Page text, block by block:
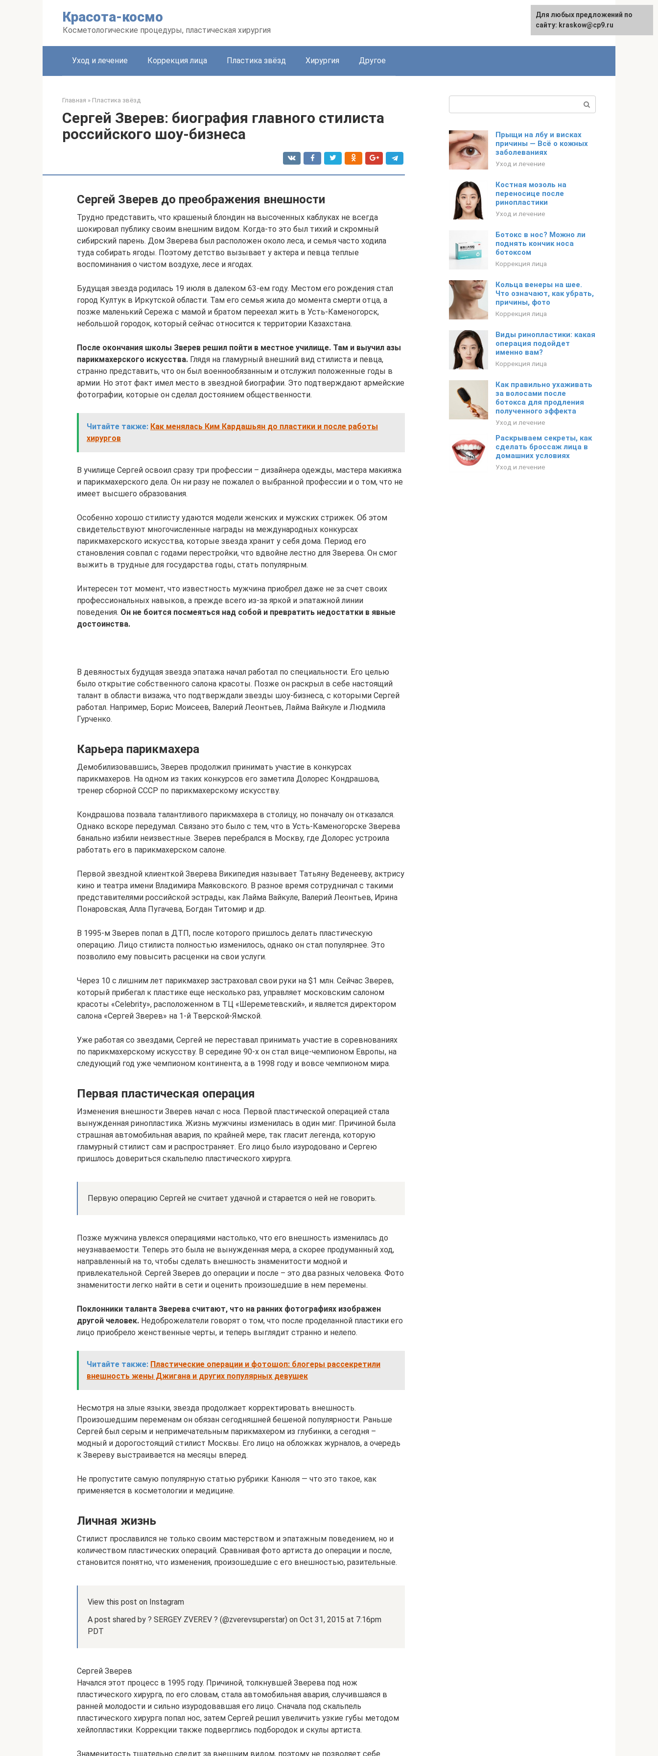
Красота-космо
Косметологические процедуры, пластическая хирургия
Уход и лечение Коррекция лица Пластика звёзд Хирургия Другое
Главная » Пластика звёзд
Сергей Зверев: биография главного стилиста
российского шоу-бизнеса
Сергей Зверев до преображения внешности
Трудно представить, что крашеный блондин на высоченных каблуках не всегда
шокировал публику своим внешним видом. Когда-то это был тихий и скромный
сибирский парень. Дом Зверева был расположен около леса, и семья часто ходила
туда собирать ягоды. Поэтому детство вызывает у актера и певца теплые
воспоминания о чистом воздухе, лесе и ягодах.
Будущая звезда родилась 19 июля в далеком 63-ем году. Местом его рождения стал
город Култук в Иркутской области. Там его семья жила до момента смерти отца, а
позже маленький Сережа с мамой и братом переехал жить в Усть-Каменогорск,
небольшой городок, который сейчас относится к территории Казахстана.
После окончания школы Зверев решил пойти в местное училище. Там и выучил азы
парикмахерского искусства. Глядя на гламурный внешний вид стилиста и певца,
странно представить, что он был военнообязанным и отслужил положенные годы в
армии. Но этот факт имел место в звездной биографии. Это подтверждают армейские
фотографии, которые он сделал достоянием общественности.
Читайте также: Как менялась Ким Кардашьян до пластики и после работы
хирургов
В училище Сергей освоил сразу три профессии – дизайнера одежды, мастера макияжа
и парикмахерского дела. Он ни разу не пожалел о выбранной профессии и о том, что не
имеет высшего образования.
Особенно хорошо стилисту удаются модели женских и мужских стрижек. Об этом
свидетельствуют многочисленные награды на международных конкурсах
парикмахерского искусства, которые звезда хранит у себя дома. Период его
становления совпал с годами перестройки, что вдвойне лестно для Зверева. Он смог
выжить в трудные для государства годы, стать популярным.
Интересен тот момент, что известность мужчина приобрел даже не за счет своих
профессиональных навыков, а прежде всего из-за яркой и эпатажной линии
поведения. Он не боится посмеяться над собой и превратить недостатки в явные
достоинства.
В девяностых будущая звезда эпатажа начал работал по специальности. Его целью
было открытие собственного салона красоты. Позже он раскрыл в себе настоящий
талант в области визажа, что подтверждали звезды шоу-бизнеса, с которыми Сергей
работал. Например, Борис Моисеев, Валерий Леонтьев, Лайма Вайкуле и Людмила
Гурченко.
Карьера парикмахера
Демобилизовавшись, Зверев продолжил принимать участие в конкурсах
парикмахеров. На одном из таких конкурсов его заметила Долорес Кондрашова,
тренер сборной СССР по парикмахерскому искусству.
Кондрашова позвала талантливого парикмахера в столицу, но поначалу он отказался.
Однако вскоре передумал. Связано это было с тем, что в Усть-Каменогорске Зверева
банально избили неизвестные. Зверев перебрался в Москву, где Долорес устроила
работать его в парикмахерском салоне.
Первой звездной клиенткой Зверева Википедия называет Татьяну Веденееву, актрису
кино и театра имени Владимира Маяковского. В разное время сотрудничал с такими
представителями российской эстрады, как Лайма Вайкуле, Валерий Леонтьев, Ирина
Понаровская, Алла Пугачева, Богдан Титомир и др.
В 1995-м Зверев попал в ДТП, после которого пришлось делать пластическую
операцию. Лицо стилиста полностью изменилось, однако он стал популярнее. Это
позволило ему повысить расценки на свои услуги.
Через 10 с лишним лет парикмахер застраховал свои руки на $1 млн. Сейчас Зверев,
который прибегал к пластике еще несколько раз, управляет московским салоном
красоты «Celebrity», расположенном в ТЦ «Шереметевский», и является директором
салона «Сергей Зверев» на 1-й Тверской-Ямской.
Уже работая со звездами, Сергей не переставал принимать участие в соревнованиях
по парикмахерскому искусству. В середине 90-х он стал вице-чемпионом Европы, на
следующий год уже чемпионом континента, а в 1998 году и вовсе чемпионом мира.
Первая пластическая операция
Изменения внешности Зверев начал с носа. Первой пластической операцией стала
вынужденная ринопластика. Жизнь мужчины изменилась в один миг. Причиной была
страшная автомобильная авария, по крайней мере, так гласит легенда, которую
гламурный стилист сам и распространяет. Его лицо было изуродовано и Сергею
пришлось довериться скальпелю пластического хирурга.
Первую операцию Сергей не считает удачной и старается о ней не говорить.
Позже мужчина увлекся операциями настолько, что его внешность изменилась до
неузнаваемости. Теперь это была не вынужденная мера, а скорее продуманный ход,
направленный на то, чтобы сделать внешность знаменитости модной и
привлекательной. Сергей Зверев до операции и после – это два разных человека. Фото
знаменитости легко найти в сети и оценить произошедшие в нем перемены.
Поклонники таланта Зверева считают, что на ранних фотографиях изображен
другой человек. Недоброжелатели говорят о том, что после проделанной пластики его
лицо приобрело женственные черты, и теперь выглядит странно и нелепо.
Читайте также: Пластические операции и фотошоп: блогеры рассекретили
внешность жены Джигана и других популярных девушек
Несмотря на злые языки, звезда продолжает корректировать внешность.
Произошедшим переменам он обязан сегодняшней бешеной популярности. Раньше
Сергей был серым и непримечательным парикмахером из глубинки, а сегодня –
модный и дорогостоящий стилист Москвы. Его лицо на обложках журналов, а очередь
к Звереву выстраивается на месяцы вперед.
Не пропустите самую популярную статью рубрики: Канюля — что это такое, как
применяется в косметологии и медицине.
Личная жизнь
Стилист прославился не только своим мастерством и эпатажным поведением, но и
количеством пластических операций. Сравнивая фото артиста до операции и после,
становится понятно, что изменения, произошедшие с его внешностью, разительные.
View this post on Instagram
A post shared by ? SERGEY ZVEREV ? (@zverevsuperstar) on Oct 31, 2015 at 7:16pm
PDT
Сергей Зверев
Начался этот процесс в 1995 году. Причиной, толкнувшей Зверева под нож
пластического хирурга, по его словам, стала автомобильная авария, случившаяся в
ранней молодости и сильно изуродовавшая его лицо. Сначала под скальпель
пластического хирурга попал нос, затем Сергей решил увеличить узкие губы методом
хейлопластики. Коррекции также подверглись подбородок и скулы артиста.
Знаменитость тщательно следит за внешним видом, поэтому не позволяет себе
Прыщи на лбу и висках
причины — Всё о кожных
заболеваниях
Уход и лечение
Костная мозоль на
переносице после
ринопластики
Уход и лечение
Ботокс в нос? Можно ли
поднять кончик носа
ботоксом
Коррекция лица
Кольца венеры на шее.
Что означают, как убрать,
причины, фото
Коррекция лица
Виды ринопластики: какая
операция подойдет
именно вам?
Коррекция лица
Как правильно ухаживать
за волосами после
ботокса для продления
полученного эффекта
Уход и лечение
Раскрываем секреты, как
сделать броссаж лица в
домашних условиях
Уход и лечение
Для любых предложений по
сайту: kraskow@cp9.ru